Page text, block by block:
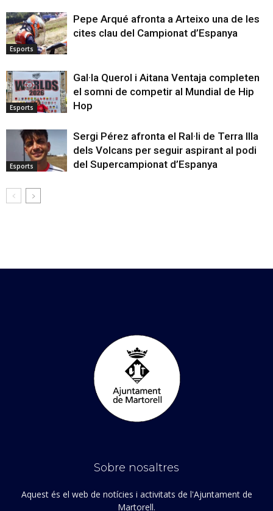
Esports
Pepe Arqué afronta a Arteixo una de les
cites clau del Campionat d’Espanya
Esports
Gal·la Querol i Aitana Ventaja completen
el somni de competir al Mundial de Hip
Hop
Esports
Sergi Pérez afronta el Ral·li de Terra Illa
dels Volcans per seguir aspirant al podi
del Supercampionat d’Espanya
Sobre nosaltres
Aquest és el web de notícies i activitats de l'Ajuntament de
Martorell.